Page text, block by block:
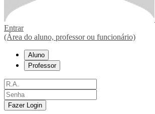
Entrar
(Área do aluno, professor ou funcionário)
Aluno
Professor
Fazer Login